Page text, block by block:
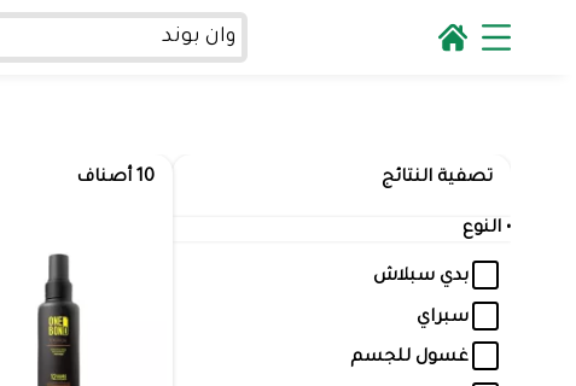
تصفية النتائج
• النوع
بدي سبلاش
سبراي
غسول للجسم
10 أصناف